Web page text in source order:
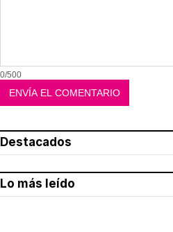
0/500
Destacados
Lo más leído